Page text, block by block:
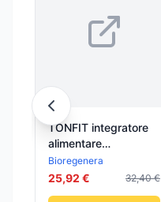
TONFIT integratore
alimentare
fitopreparato Gocce
50 ml
Bioregenera
25,92 € 32,40 €